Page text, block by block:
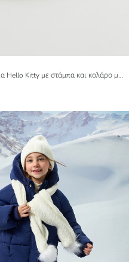
Ζακέτα για κορίτσια Hello Kitty με στάμπα και κολάρο μπέιζμπολ